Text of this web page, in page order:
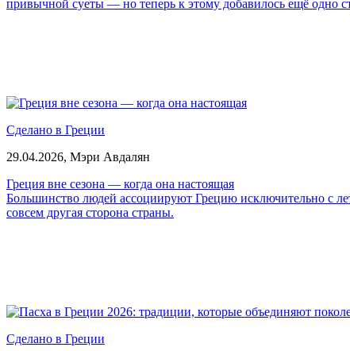
привычной суеты — но теперь к этому добавилось ещё одно
Сделано в Греции
29.04.2026, Мэри Авдалян
Греция вне сезона — когда она настоящая
Большинство людей ассоциируют Грецию исключительно с
совсем другая сторона страны.
Сделано в Греции